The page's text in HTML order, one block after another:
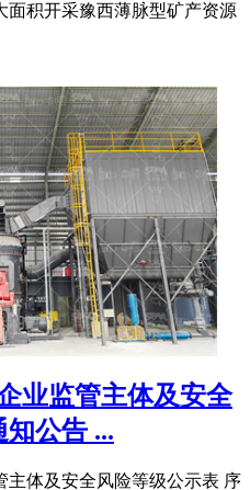
面积开采豫西薄脉型矿产资源
业监管主体及安全
知公告 ...
主体及安全风险等级公示表 序